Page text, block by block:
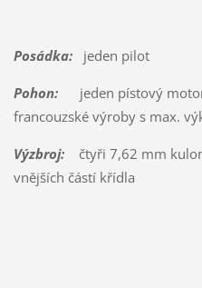
Posádka:jeden pilot
Pohon:jeden pístový motor
francouzské výroby s
Výzbroj:čtyři 7,62 mm
vnějších částí křídla